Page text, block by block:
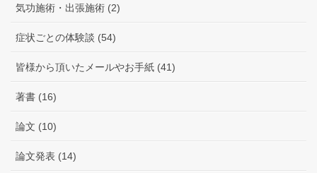
気功施術・出張施術 (2)
症状ごとの体験談 (54)
皆様から頂いたメールやお手紙 (41)
著書 (16)
論文 (10)
論文発表 (14)